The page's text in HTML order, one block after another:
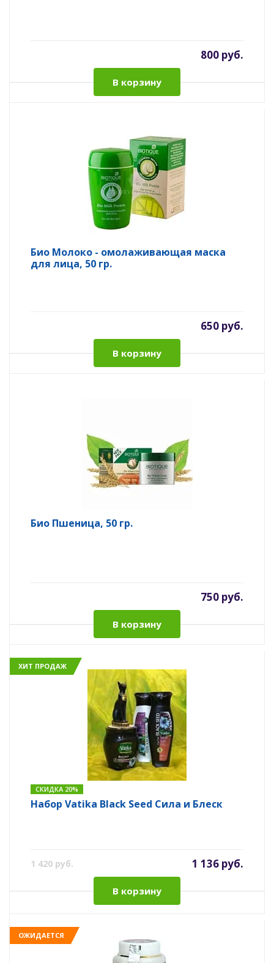
800 руб.
В корзину
Био Молоко - омолаживающая маска
для лица, 50 гр.
650 руб.
В корзину
Био Пшеница, 50 гр.
750 руб.
В корзину
ХИТ ПРОДАЖ
СКИДКА 20%
Набор Vatika Black Seed Сила и Блеск
1 420 руб. 1 136 руб.
В корзину
ОЖИДАЕТСЯ